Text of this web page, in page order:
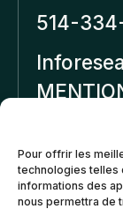
Pour offrir les
technologies telles
informations des
nous permettra de
514-